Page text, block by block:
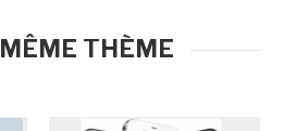
THÈME